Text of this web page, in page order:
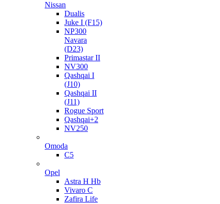
Nissan
Dualis
Juke I (F15)
NP300
Navara
(D23)
Primastar II
NV300
Qashqai I
(J10)
Qashqai II
(J11)
Rogue Sport
Qashqai+2
NV250
Omoda
C5
Opel
Astra H Hb
Vivaro C
Zafira Life